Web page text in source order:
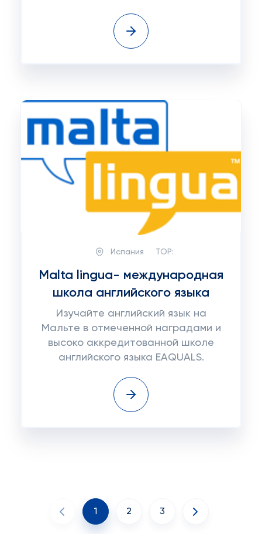
Испания TOP:
Malta lingua- международная
школа английского языка
Изучайте английский язык на
Мальте в отмеченной наградами и
высоко аккредитованной школе
английского языка EAQUALS.
1 2 3